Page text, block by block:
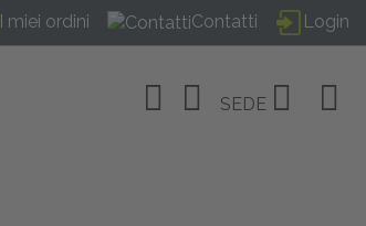
I miei ordini Contatti Login
SEDE